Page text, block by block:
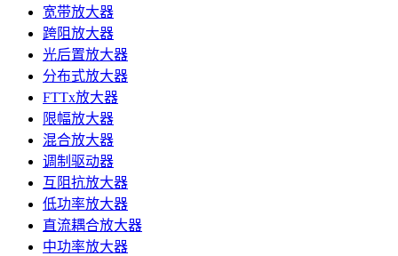
宽带放大器
跨阻放大器
光后置放大器
分布式放大器
FTTx放大器
限幅放大器
混合放大器
调制驱动器
互阻抗放大器
低功率放大器
直流耦合放大器
中功率放大器